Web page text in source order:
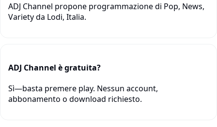
ADJ Channel propone programmazione di Pop, News,
Variety da Lodi, Italia.
ADJ Channel è gratuita?
Sì—basta premere play. Nessun account,
abbonamento o download richiesto.